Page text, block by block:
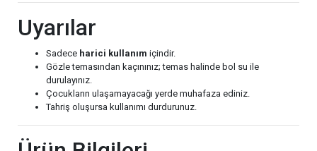
Uyarılar
Sadece harici kullanım içindir.
Gözle temasından kaçınınız; temas halinde bol su ile
durulayınız.
Çocukların ulaşamayacağı yerde muhafaza ediniz.
Tahriş oluşursa kullanımı durdurunuz.